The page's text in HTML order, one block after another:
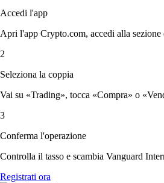
Accedi l'app
Apri l'app Crypto.com, accedi alla
2
Seleziona la coppia
Vai su «Trading», tocca «Compra» o
3
Conferma l'operazione
Controlla il tasso e scambia Vanguard
Registrati ora